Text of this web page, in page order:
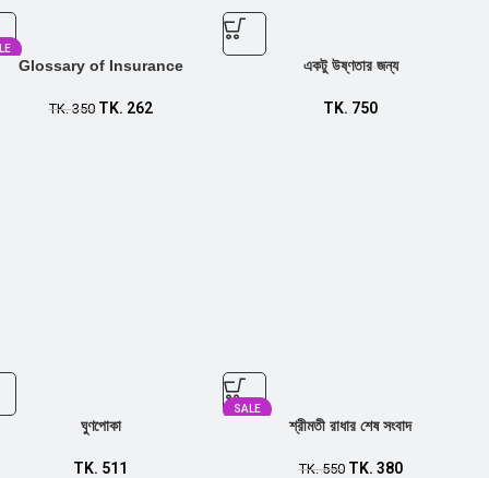
Glossary of Insurance
TK.350 TK. 262
একটু উষ্ণতার জন্য
TK. 750
ঘুণপোকা
TK. 511
SALE
শ্রীমতী রাধার শেষ সংবাদ
TK.550 TK. 380